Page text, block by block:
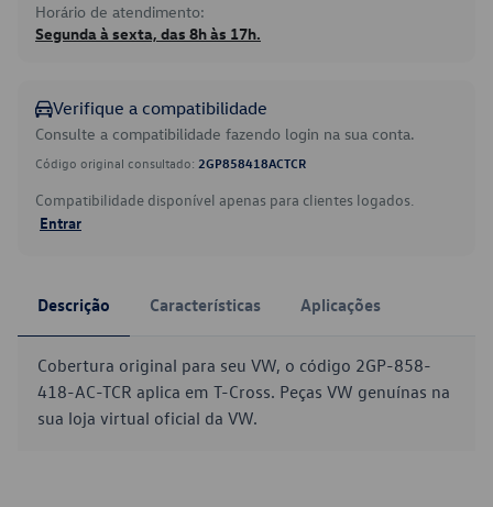
Horário de atendimento:
Segunda à sexta, das 8h às 17h.
Verifique a compatibilidade
Consulte a compatibilidade fazendo login na sua conta.
Código original consultado: 2GP858418ACTCR
Compatibilidade disponível apenas para clientes logados.
Entrar
Descrição Características Aplicações
Cobertura original para seu VW, o código 2GP-858-
418-AC-TCR aplica em T-Cross. Peças VW genuínas na
sua loja virtual oficial da VW.